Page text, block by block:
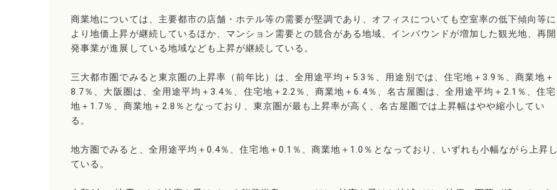
商業地については、主要都市の店舗・ホテル等の需要が堅調であり、オフィスについても空室率の低下傾向等に
より地価上昇が継続しているほか、マンション需要との競合がある地域、インバウンドが増加した観光地、再開
発事業が進展している地域なども上昇が継続している。
三大都市圏でみると東京圏の上昇率（前年比）は、全用途平均＋5.3％、用途別では、住宅地＋3.9％、商業地＋
8.7％、大阪圏は、全用途平均＋3.4％、住宅地＋2.2％、商業地＋6.4％、名古屋圏は、全用途平均＋2.1％、住宅
地＋1.7％、商業地＋2.8％となっており、東京圏が最も上昇率が高く、名古屋圏では上昇幅はやや縮小してい
る。
地方圏でみると、全用途平均＋0.4％、住宅地＋0.1％、商業地＋1.0％となっており、いずれも小幅ながら上昇し
ている。